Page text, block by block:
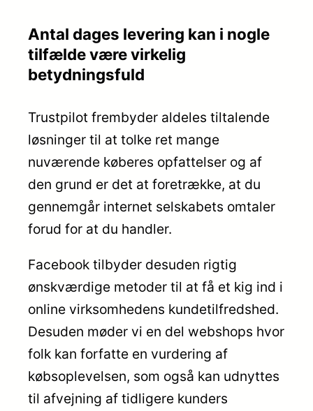
Antal dages levering kan i nogle
tilfælde være virkelig
betydningsfuld
Trustpilot frembyder aldeles tiltalende
løsninger til at tolke ret mange
nuværende køberes opfattelser og af
den grund er det at foretrække, at du
gennemgår internet selskabets omtaler
forud for at du handler.
Facebook tilbyder desuden rigtig
ønskværdige metoder til at få et kig ind i
online virksomhedens kundetilfredshed.
Desuden møder vi en del webshops hvor
folk kan forfatte en vurdering af
købsoplevelsen, som også kan udnyttes
til afvejning af tidligere kunders